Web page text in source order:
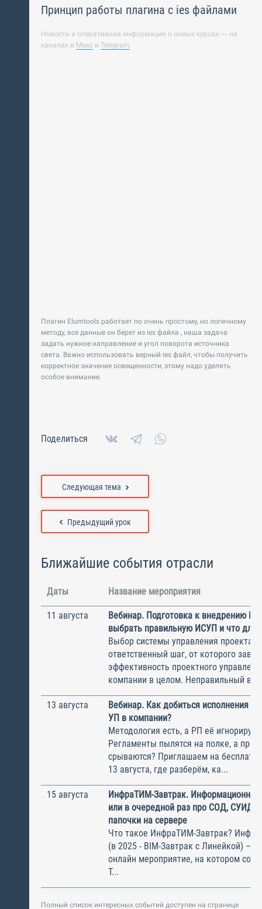
Принцип работы плагина c ies файлами
Новости и оперативная информация о новых курсах — на
каналах в Макс и Telegram.
Плагин Elumtools работает по очень простому, но логичному
методу, все данные он берет из ies файла , наша задача
задать нужное направление и угол поворота источника
света. Важно использовать верный ies файл, чтобы получить
корректное значение освещенности, этому надо уделять
особое внимание.
Поделиться
Предыдущий урок
Следующая тема
Ближайшие события отрасли
Даты Название мероприятия
11 августа
Вебинар. Подготовка к внедрению
выбрать правильную ИСУП и что для
Выбор системы управления
ответственный шаг, от которого
эффективность проектного
компании в целом. Неправильный
13 августа
Вебинар. Как добиться исполнения
УП в компании?
Методология есть, а РП её
Регламенты пылятся на полке, а
срываются? Приглашаем на
13 августа, где разберём, ка...
15 августа
ИнфраТИМ-Завтрак.
или в очередной раз про СОД, СУИД и
папочки на сервере
Что такое ИнфраТИМ-Завтрак?
(в 2025 - BIM-Завтрак с Линейкой) –
онлайн мероприятие, на котором
Т...
Полный список интересных событий доступен на странице